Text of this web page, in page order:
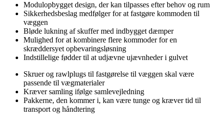
Modulopbygget design, der kan tilpasses efter behov og rum
Sikkerhedsbeslag medfølger for at fastgøre kommoden til
væggen
Bløde lukning af skuffer med indbygget dæmper
Mulighed for at kombinere flere kommoder for en
skræddersyet opbevaringsløsning
Indstillelige fødder til at udjævne ujævnheder i gulvet
Skruer og rawlplugs til fastgørelse til væggen skal være
passende til vægmaterialer
Kræver samling ifølge samlevejledning
Pakkerne, den kommer i, kan være tunge og kræver tid til
transport og håndtering